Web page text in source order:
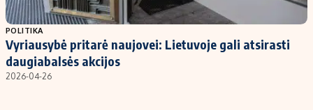
Populiarios temos
Investavimas
Akcijų rinka
Titulinis
Nedarbo išmokos skaičiuoklė
POLITIKA
Vyriausybė pritarė naujovei: Lietuvoje gali atsirasti
daugiabalsės akcijos
2026-04-26